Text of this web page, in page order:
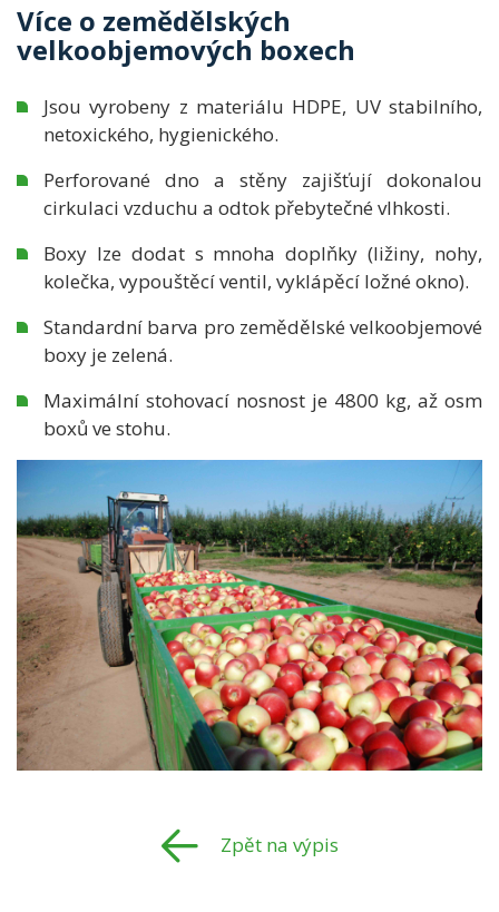
Více o zemědělských
velkoobjemových boxech
Jsou vyrobeny z materiálu HDPE, UV stabilního,
netoxického, hygienického.
Perforované dno a stěny zajišťují dokonalou
cirkulaci vzduchu a odtok přebytečné vlhkosti.
Boxy lze dodat s mnoha doplňky (ližiny, nohy,
kolečka, vypouštěcí ventil, vyklápěcí ložné okno).
Standardní barva pro zemědělské velkoobjemové
boxy je zelená.
Maximální stohovací nosnost je 4800 kg, až osm
boxů ve stohu.
Zpět na výpis